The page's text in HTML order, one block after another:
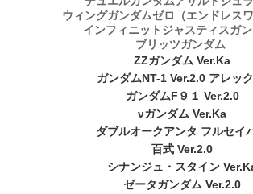
ウィングガンダムゼロ（エンドレスワ
インフィニットジャスティスガ
ブリッツガンダム
ZZガンダム Ver.Ka
ガンダムNT-1 Ver.2.0 アレッ
ガンダムF９１ Ver.2.0
νガンダム Ver.Ka
ダブルオークアンタ フルセイ
百式 Ver.2.0
シナンジュ・スタイン
ゼータガンダム Ver.2.0